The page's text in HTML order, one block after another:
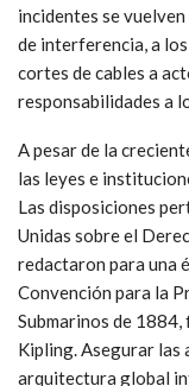
incidentes se
de interferencia, a
cortes de cables a
responsabilidades a
A pesar de la
las leyes e
Las disposiciones
Unidas sobre el
redactaron para una
Convención para la
Submarinos de 1884,
Kipling. Asegurar las
arquitectura global